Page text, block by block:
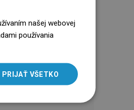
LITHUANIAN
ROMANIAN
našej webovej
používania
PRIJAŤ VŠETKO